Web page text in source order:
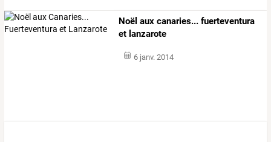
Noël aux canaries... fuerteventura
et lanzarote
6 janv. 2014